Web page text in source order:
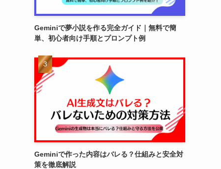
Geminiで夢小説を作る完全ガイド｜無料で簡
単、初心者向け手順とプロンプト例
Geminiで作った内容はバレる？仕組みと安全対
策を徹底解説